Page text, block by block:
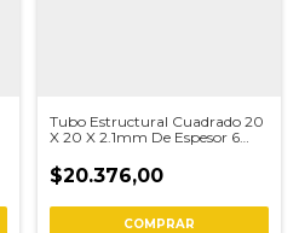
Tubo Estructural Cuadrado 20
X 20 X 2.1mm De Espesor 6
$20.376,00
COMPRAR